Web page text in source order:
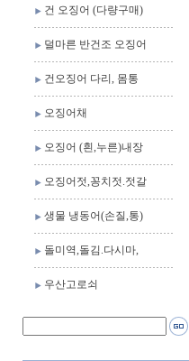
건 오징어 (다량구매)
덜마른 반건조 오징어
건오징어 다리, 몸통
오징어채
오징어 (흰,누른)내장
오징어젓,꽁치젓.젓갈
생물 냉동어(손질,통)
돌미역,돌김.다시마,
우산고로쇠